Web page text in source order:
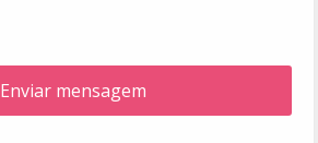
Enviar mensagem